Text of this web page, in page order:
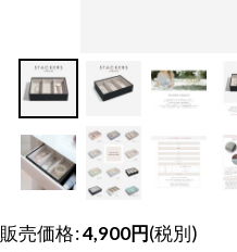
販売価格:4,900円(税別)